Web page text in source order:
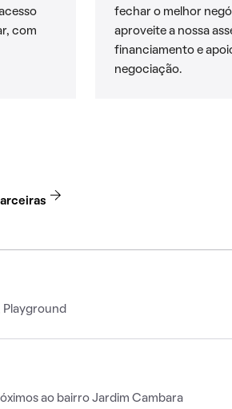
com
fechar o melhor
aproveite a nossa
financiamento e
negociação.
Playground
ao bairro Jardim Cambara